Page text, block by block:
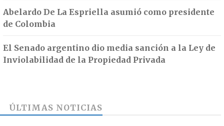
Abelardo De La Espriella asumió como presidente
de Colombia
El Senado argentino dio media sanción a la Ley de
Inviolabilidad de la Propiedad Privada
ÚLTIMAS NOTICIAS